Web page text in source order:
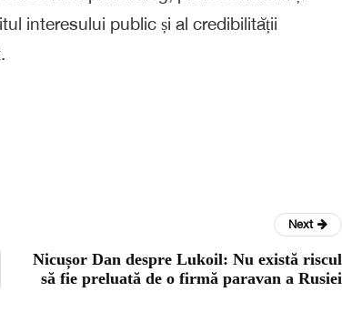
interesului public și al credibilității
Next
Nicușor Dan despre Lukoil: Nu există riscul
să fie preluată de o firmă paravan a Rusiei